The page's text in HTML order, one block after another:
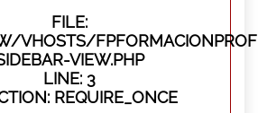
FILE:
VHOSTS/
VIEW.PHP
LINE: 3
REQUIRE_ONCE